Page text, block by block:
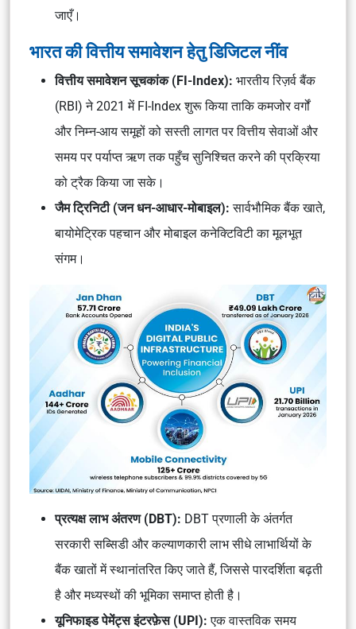
जाएँ।
भारत की वित्तीय समावेशन हेतु डिजिटल नींव
वित्तीय समावेशन सूचकांक (FI-Index): भारतीय रिज़र्व बैंक
(RBI) ने 2021 में FI-Index शुरू किया ताकि कमजोर वर्गों
और निम्न-आय समूहों को सस्ती लागत पर वित्तीय सेवाओं और
समय पर पर्याप्त ऋण तक पहुँच सुनिश्चित करने की प्रक्रिया
को ट्रैक किया जा सके।
जैम ट्रिनिटी (जन धन-आधार-मोबाइल): सार्वभौमिक बैंक खाते,
बायोमेट्रिक पहचान और मोबाइल कनेक्टिविटी का मूलभूत
संगम।
प्रत्यक्ष लाभ अंतरण (DBT): DBT प्रणाली के अंतर्गत
सरकारी सब्सिडी और कल्याणकारी लाभ सीधे लाभार्थियों के
बैंक खातों में स्थानांतरित किए जाते हैं, जिससे पारदर्शिता बढ़ती
है और मध्यस्थों की भूमिका समाप्त होती है।
यूनिफाइड पेमेंट्स इंटरफ़ेस (UPI): एक वास्तविक समय